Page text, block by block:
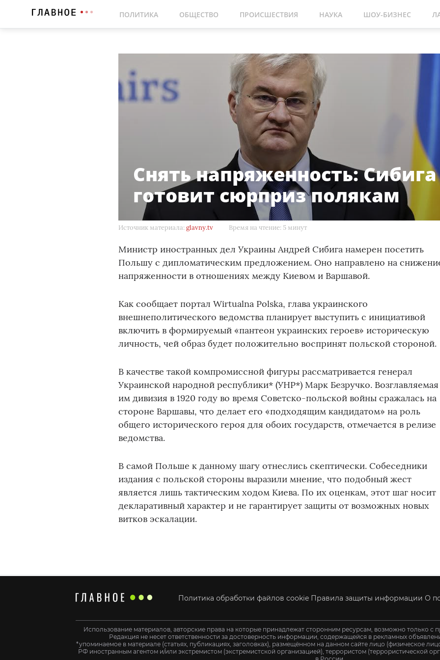
ПОЛИТИКА ОБЩЕСТВО ПРОИСШЕСТВИЯ НАУКА ШОУ-БИЗНЕС
Снять напряженность: Сибига
готовит сюрприз полякам
Источник материала:glavny.tv Время на чтение: 5 минут
Министр иностранных дел Украины Андрей Сибига намерен посетить
Польшу с дипломатическим предложением. Оно направлено на
напряженности в отношениях между Киевом и Варшавой.
Как сообщает портал Wirtualna Polska, глава украинского
внешнеполитического ведомства планирует выступить с инициативой
включить в формируемый «пантеон украинских героев» историческую
личность, чей образ будет положительно воспринят польской стороной.
В качестве такой компромиссной фигуры рассматривается генерал
Украинской народной республики* (УНР*) Марк Безручко. Возглавляемая
им дивизия в 1920 году во время Советско-польской войны сражалась на
стороне Варшавы, что делает его «подходящим кандидатом» на роль
общего исторического героя для обоих государств, отмечается в релизе
ведомства.
В самой Польше к данному шагу отнеслись скептически. Собеседники
издания с польской стороны выразили мнение, что подобный жест
является лишь тактическим ходом Киева. По их оценкам, этот шаг носит
декларативный характер и не гарантирует защиты от возможных новых
витков эскалации.
Политика обработки файлов cookie Правила защиты информации О
Использование материалов, авторские права на которые принадлежат сторонним ресурсам, возможно только с
Редакция не несет ответственности за достоверность информации, содержащейся в рекламных
*упоминаемое в материале (статьях, публикациях, заголовках), размещённом на данном сайте лицо (физическое
РФ иностранным агентом и/или экстремистом (экстремистской организацией), террористом (террористической